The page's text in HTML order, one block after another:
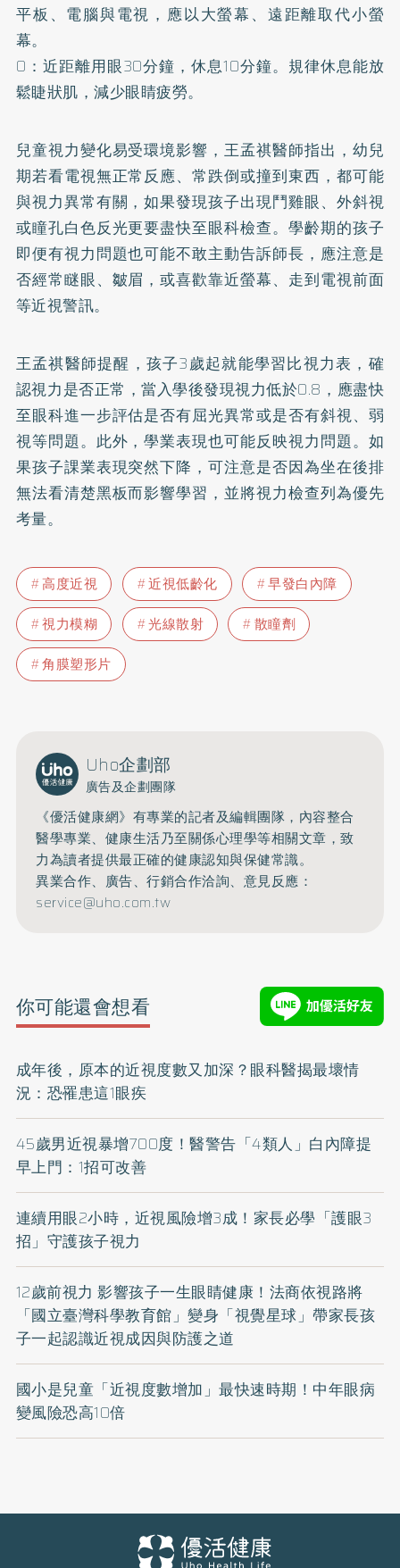
平板、電腦與電視，應以大螢幕、遠距離取代小螢
幕。
0：近距離用眼30分鐘，休息10分鐘。規律休息能放
鬆睫狀肌，減少眼睛疲勞。
兒童視力變化易受環境影響，王孟祺醫師指出，幼兒
期若看電視無正常反應、常跌倒或撞到東西，都可能
與視力異常有關，如果發現孩子出現鬥雞眼、外斜視
或瞳孔白色反光更要盡快至眼科檢查。學齡期的孩子
即便有視力問題也可能不敢主動告訴師長，應注意是
否經常瞇眼、皺眉，或喜歡靠近螢幕、走到電視前面
等近視警訊。
王孟祺醫師提醒，孩子3歲起就能學習比視力表，確
認視力是否正常，當入學後發現視力低於0.8，應盡快
至眼科進一步評估是否有屈光異常或是否有斜視、弱
視等問題。此外，學業表現也可能反映視力問題。如
果孩子課業表現突然下降，可注意是否因為坐在後排
無法看清楚黑板而影響學習，並將視力檢查列為優先
考量。
高度近視 近視低齡化
早發白內障
視力模糊
光線散射
散瞳劑
角膜塑形片
Uho企劃部
廣告及企劃團隊
《優活健康網》有專業的記者及編輯團隊，內容整合
醫學專業、健康生活乃至關係心理學等相關文章，致
力為讀者提供最正確的健康認知與保健常識。
異業合作、廣告、行銷合作洽詢、意見反應：
service@uho.com.tw
你可能還會想看
成年後，原本的近視度數又加深？眼科醫揭最壞情
況：恐罹患這1眼疾
45歲男近視暴增700度！醫警告「4類人」白內障提
早上門：1招可改善
連續用眼2小時，近視風險增3成！家長必學「護眼3
招」守護孩子視力
12歲前視力 影響孩子一生眼睛健康！法商依視路將
「國立臺灣科學教育館」變身「視覺星球」帶家長孩
子一起認識近視成因與防護之道
國小是兒童「近視度數增加」最快速時期！中年眼病
變風險恐高10倍